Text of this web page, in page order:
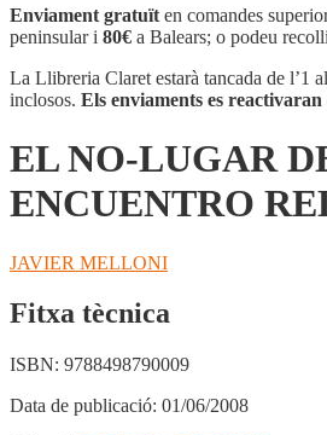
NO-
LUGAR
DEL
ENCUENTRO
RELIGIOSO
Enviament gratuït en comandes
peninsular i 80€ a Balears; o podeu
La Llibreria Claret estarà tancada de l’1
inclosos. Els enviaments es reactivaran
EL NO-LUGAR
ENCUENTRO
JAVIER MELLONI
Fitxa tècnica
ISBN: 9788498790009
Data de publicació: 01/06/2008